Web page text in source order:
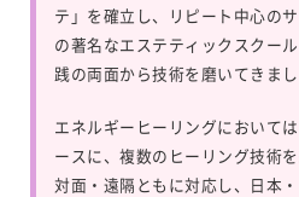
テ」を確立し、リピート中心の
の著名なエステティックスクー
践の両面から技術を磨いてきまし
エネルギーヒーリングにおいては
ースに、複数のヒーリング技術を
対面・遠隔ともに対応し、日本